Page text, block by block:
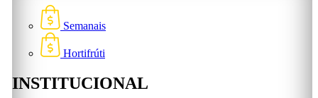
Semanais
Hortifrúti
INSTITUCIONAL